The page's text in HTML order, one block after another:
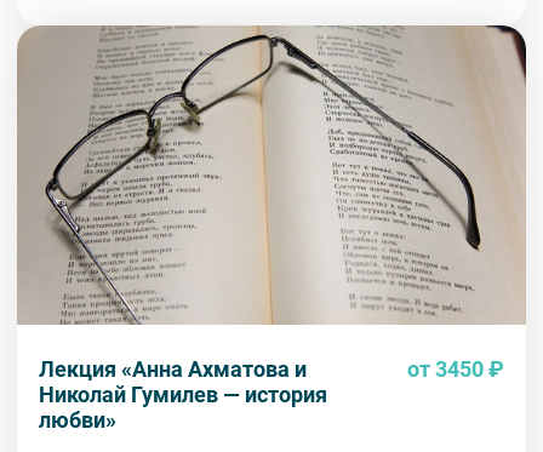
Лекция «Анна Ахматова и
Николай Гумилев — история
любви»
от 3450 ₽